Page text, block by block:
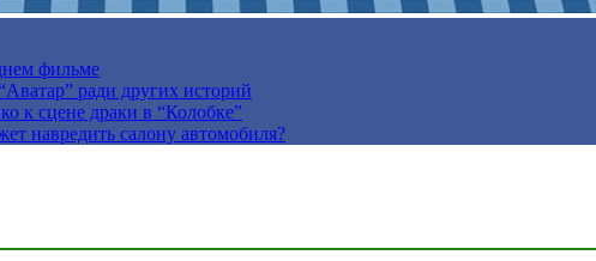
фильме
ради других историй
к сцене драки в “Колобке”
навредить салону автомобиля?